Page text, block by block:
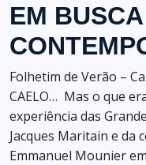
EM
Folhetim de Verão –
CAELO… Mas o que
experiência das
Jacques Maritain e da
Emmanuel Mounier